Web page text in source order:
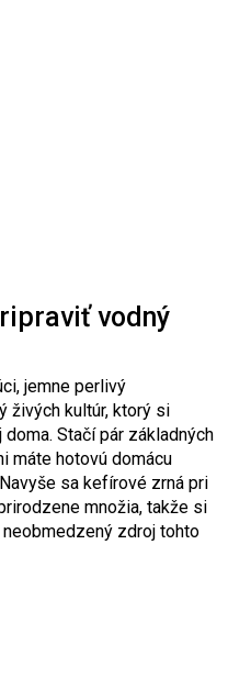
vodný
jemne perlivý
živých kultúr, ktorý si
Stačí pár základných
máte hotovú domácu
sa kefírové zrná pri
množia, takže si
zdroj tohto